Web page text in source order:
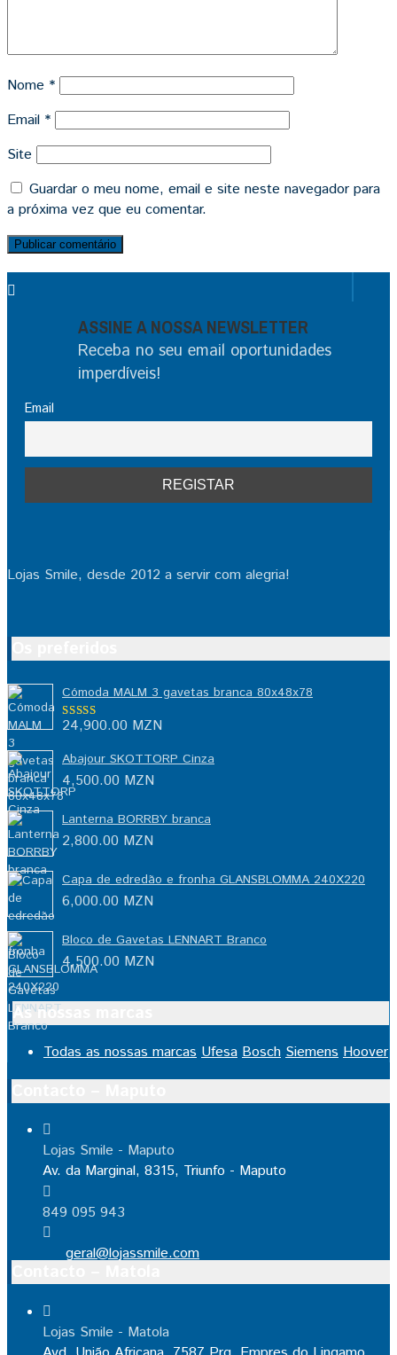
Nome *
Email *
Site
Guardar o meu nome, email e site neste navegador para
a próxima vez que eu comentar.
ASSINE A NOSSA NEWSLETTER
Receba no seu email oportunidades
imperdíveis!
Email
Lojas Smile, desde 2012 a servir com alegria!
Cómoda MALM 3 gavetas branca 80x48x78
Avaliação
24,900.00 MZN
Abajour SKOTTORP Cinza
4,500.00 MZN
Lanterna BORRBY branca
2,800.00 MZN
Capa de edredão e fronha GLANSBLOMMA 240X220
6,000.00 MZN
Bloco de Gavetas LENNART Branco
4,500.00 MZN
As nossas marcas
Todas as nossas marcas Ufesa Bosch Siemens Hoover
Lojas Smile - Maputo
Av. da Marginal, 8315, Triunfo - Maputo
849 095 943
geral@lojassmile.com
Lojas Smile - Matola